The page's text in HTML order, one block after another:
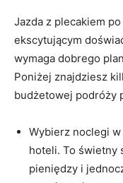
Jazda z plecakiem
ekscytującym
wymaga dobrego
Poniżej znajdziesz
budżetowej podróży
Wybierz noclegi
hoteli. To świetny
pieniędzy i